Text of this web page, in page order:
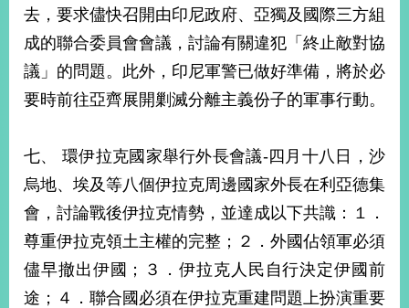
網
站
說
明
聯
我
們
去，要求儘快召開由印尼政府、亞獨及國際三方組
成的聯合委員會會議，討論有關違犯「終止敵對協
議」的問題。此外，印尼軍警已做好準備，將於必
要時前往亞齊展開剿滅分離主義份子的軍事行動。
七、 環伊拉克國家舉行外長會議-四月十八日，沙
烏地、埃及等八個伊拉克周邊國家外長在利亞德集
會，討論戰後伊拉克情勢，並達成以下共識：１．
尊重伊拉克領土主權的完整；２．外國佔領軍必須
儘早撤出伊國；３．伊拉克人民自行決定伊國前
途；４．聯合國必須在伊拉克重建問題上扮演重要